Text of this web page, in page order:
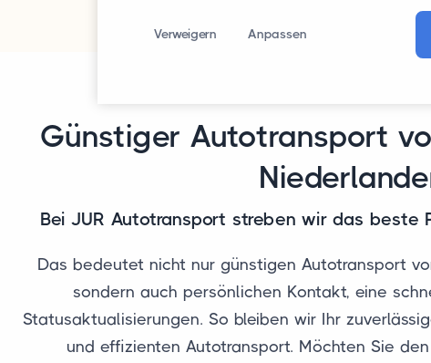
Günstiger Autotransport
Bei JUR Autotransport streben wir das beste
Das bedeutet nicht nur günstigen Autotransport
sondern auch persönlichen Kontakt, eine
Statusaktualisierungen. So bleiben wir Ihr
und effizienten Autotransport. Möchten Sie
Verweigern Anpassen